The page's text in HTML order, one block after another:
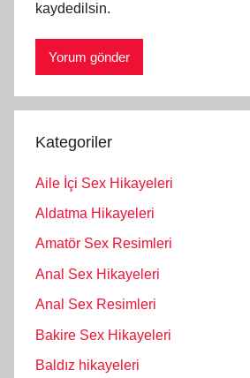
kaydedilsin.
Kategoriler
Aile İçi Sex Hikayeleri
Aldatma Hikayeleri
Amatör Sex Resimleri
Anal Sex Hikayeleri
Anal Sex Resimleri
Bakire Sex Hikayeleri
Baldız hikayeleri